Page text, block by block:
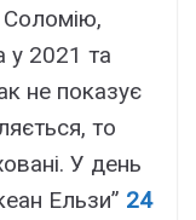
Соломію,
у 2021 та
не показує
то
У день
Ельзи” 24